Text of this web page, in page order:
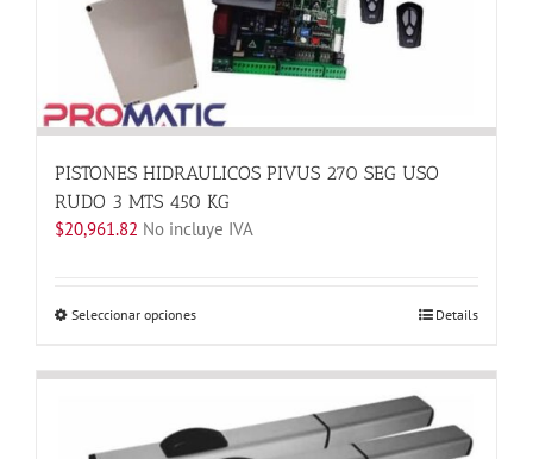
en
página
de
producto
PISTONES HIDRAULICOS PIVUS 270 SEG USO
RUDO 3 MTS 450 KG
$20,961.82 No incluye IVA
Seleccionar opcionesEste
tiene
variantes.
Las
Details